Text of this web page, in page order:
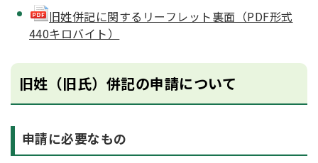
旧姓併記に関するリーフレット裏面（PDF形式
440キロバイト）
旧姓（旧氏）併記の申請について
申請に必要なもの